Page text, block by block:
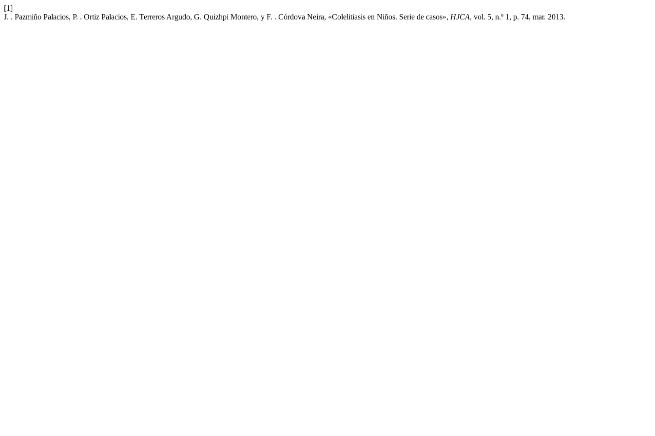
[1]
J. . Pazmiño Palacios, P. . Ortiz Palacios, E. Terreros Argudo, G. Quizhpi Montero, y F. . Córdova Neira, «Colelitiasis en Niños. Serie de casos», HJCA, vol. 5, n.º 1, p. 74, mar. 2013.